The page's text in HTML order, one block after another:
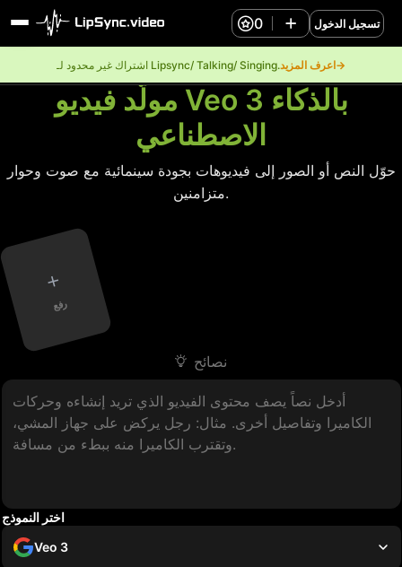
اشتراك غير محدود لـ Lipsync/ Talking/ Singing. اعرف المزيد→
0 تسجيل الدخول
مولّد فيديو Veo 3 بالذكاء
الاصطناعي
حوّل النص أو الصور إلى فيديوهات بجودة سينمائية مع صوت وحوار
متزامنين.
+
رفع
نصائح
اختر النموذج
Veo 3